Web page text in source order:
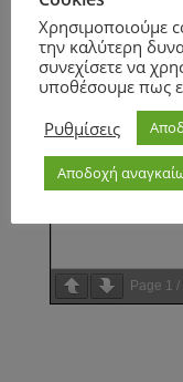
Page 1 /
Χρησιμοποιούμε
την καλύτερη
συνεχίσετε να
υποθέσουμε πως
Ρυθμίσεις
Αποδοχή